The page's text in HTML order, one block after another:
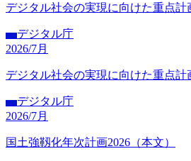
デジタル社会の実現に向けた重点計
デジタル庁
2026/7月
デジタル社会の実現に向けた重点計
デジタル庁
2026/7月
国土強靱化年次計画2026（本文）